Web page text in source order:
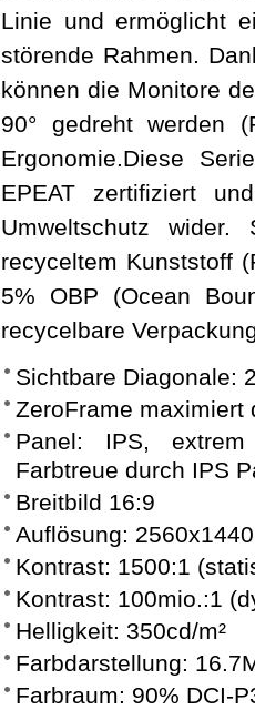
Linie und ermöglicht
störende Rahmen.
können die Monitore
90° gedreht werden
Ergonomie.Diese
EPEAT zertifiziert
Umweltschutz
recyceltem Kunststoff
5% OBP (Ocean
recycelbare
Sichtbare Diagonale:
ZeroFrame maximiert
Panel: IPS,
Farbtreue durch IPS
Breitbild 16:9
Auflösung: 2560x1440
Kontrast: 1500:1
Kontrast: 100mio.:1
Helligkeit: 350cd/m²
Farbdarstellung:
Farbraum: 90% DCI-